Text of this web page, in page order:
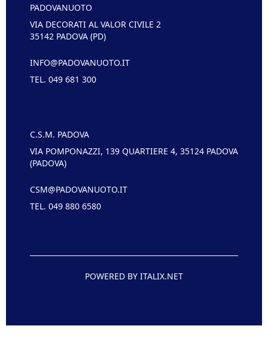
PADOVANUOTO
VIA DECORATI AL VALOR CIVILE 2
35142 PADOVA (PD)
INFO@PADOVANUOTO.IT
TEL. 049 681 300
C.S.M. PADOVA
VIA POMPONAZZI, 139 QUARTIERE 4, 35124 PADOVA
(PADOVA)
CSM@PADOVANUOTO.IT
TEL. 049 880 6580
POWERED BY ITALIX.NET